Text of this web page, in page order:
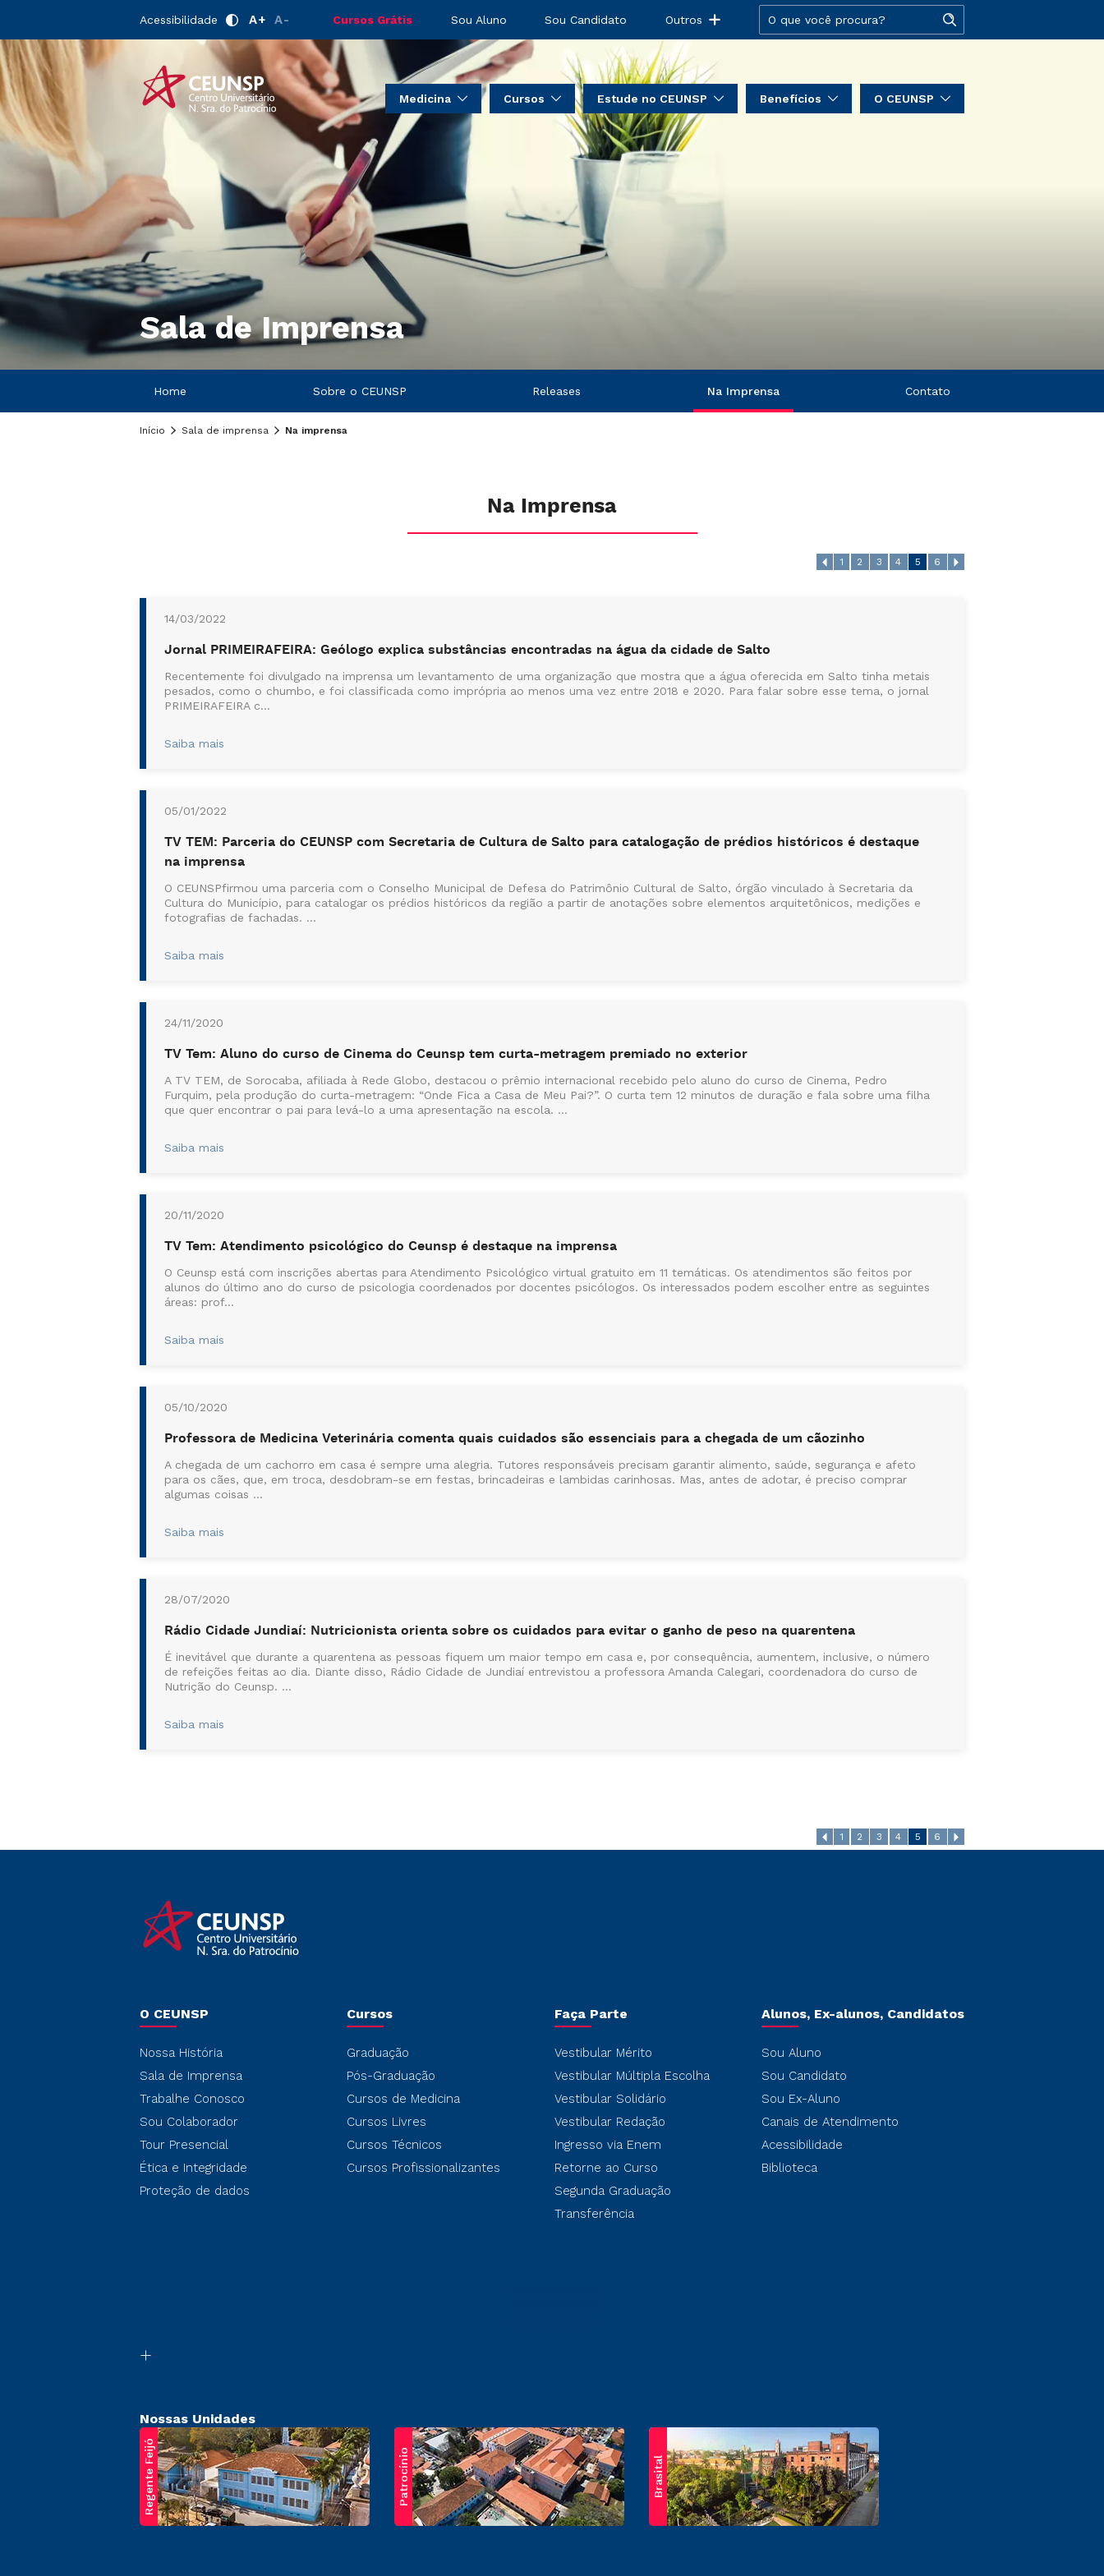
Acessibilidade A+ A- Cursos Grátis Sou Aluno Sou Candidato Outros
Medicina Cursos Estude no CEUNSP Benefícios O CEUNSP
Sala de Imprensa
Home Sobre o CEUNSP Releases Na Imprensa Contato
Início Sala de imprensa Na imprensa
Na Imprensa
1 2 3 4 5 6
14/03/2022
Jornal PRIMEIRAFEIRA: Geólogo explica substâncias encontradas na água da cidade de Salto
Recentemente foi divulgado na imprensa um levantamento de uma organização que mostra que a água oferecida em Salto tinha metais
pesados, como o chumbo, e foi classificada como imprópria ao menos uma vez entre 2018 e 2020. Para falar sobre esse tema, o jornal
PRIMEIRAFEIRA c...
Saiba mais
05/01/2022
TV TEM: Parceria do CEUNSP com Secretaria de Cultura de Salto para catalogação de prédios históricos é destaque
na imprensa
O CEUNSPfirmou uma parceria com o Conselho Municipal de Defesa do Patrimônio Cultural de Salto, órgão vinculado à Secretaria da
Cultura do Município, para catalogar os prédios históricos da região a partir de anotações sobre elementos arquitetônicos, medições e
fotografias de fachadas. ...
Saiba mais
24/11/2020
TV Tem: Aluno do curso de Cinema do Ceunsp tem curta-metragem premiado no exterior
A TV TEM, de Sorocaba, afiliada à Rede Globo, destacou o prêmio internacional recebido pelo aluno do curso de Cinema, Pedro
Furquim, pela produção do curta-metragem: “Onde Fica a Casa de Meu Pai?”. O curta tem 12 minutos de duração e fala sobre uma filha
que quer encontrar o pai para levá-lo a uma apresentação na escola. ...
Saiba mais
20/11/2020
TV Tem: Atendimento psicológico do Ceunsp é destaque na imprensa
O Ceunsp está com inscrições abertas para Atendimento Psicológico virtual gratuito em 11 temáticas. Os atendimentos são feitos por
alunos do último ano do curso de psicologia coordenados por docentes psicólogos. Os interessados podem escolher entre as seguintes
áreas: prof...
Saiba mais
05/10/2020
Professora de Medicina Veterinária comenta quais cuidados são essenciais para a chegada de um cãozinho
A chegada de um cachorro em casa é sempre uma alegria. Tutores responsáveis precisam garantir alimento, saúde, segurança e afeto
para os cães, que, em troca, desdobram-se em festas, brincadeiras e lambidas carinhosas. Mas, antes de adotar, é preciso comprar
algumas coisas ...
Saiba mais
28/07/2020
Rádio Cidade Jundiaí: Nutricionista orienta sobre os cuidados para evitar o ganho de peso na quarentena
É inevitável que durante a quarentena as pessoas fiquem um maior tempo em casa e, por consequência, aumentem, inclusive, o número
de refeições feitas ao dia. Diante disso, Rádio Cidade de Jundiaí entrevistou a professora Amanda Calegari, coordenadora do curso de
Nutrição do Ceunsp. ...
Saiba mais
1 2 3 4 5 6
O CEUNSP
Nossa História
Sala de Imprensa
Trabalhe Conosco
Sou Colaborador
Tour Presencial
Ética e Integridade
Proteção de dados
Cursos
Graduação
Pós-Graduação
Cursos de Medicina
Cursos Livres
Cursos Técnicos
Cursos Profissionalizantes
Faça Parte
Vestibular Mérito
Vestibular Múltipla Escolha
Vestibular Solidário
Vestibular Redação
Ingresso via Enem
Retorne ao Curso
Segunda Graduação
Transferência
Alunos, Ex-alunos, Candidatos
Sou Aluno
Sou Candidato
Sou Ex-Aluno
Canais de Atendimento
Acessibilidade
Biblioteca
Nossas Unidades
Regente Feijó Patrocínio Brasital